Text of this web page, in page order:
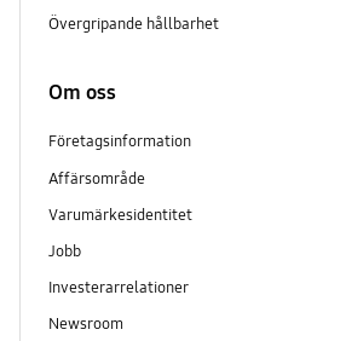
Övergripande hållbarhet
Om oss
Företagsinformation
Affärsområde
Varumärkesidentitet
Jobb
Investerarrelationer
Newsroom